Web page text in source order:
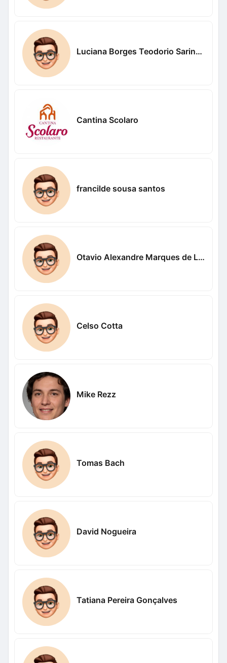
Luciana Borges Teodorio Sarinho
Cantina Scolaro
francilde sousa santos
Otavio Alexandre Marques de Lima
Celso Cotta
Mike Rezz
Tomas Bach
David Nogueira
Tatiana Pereira Gonçalves